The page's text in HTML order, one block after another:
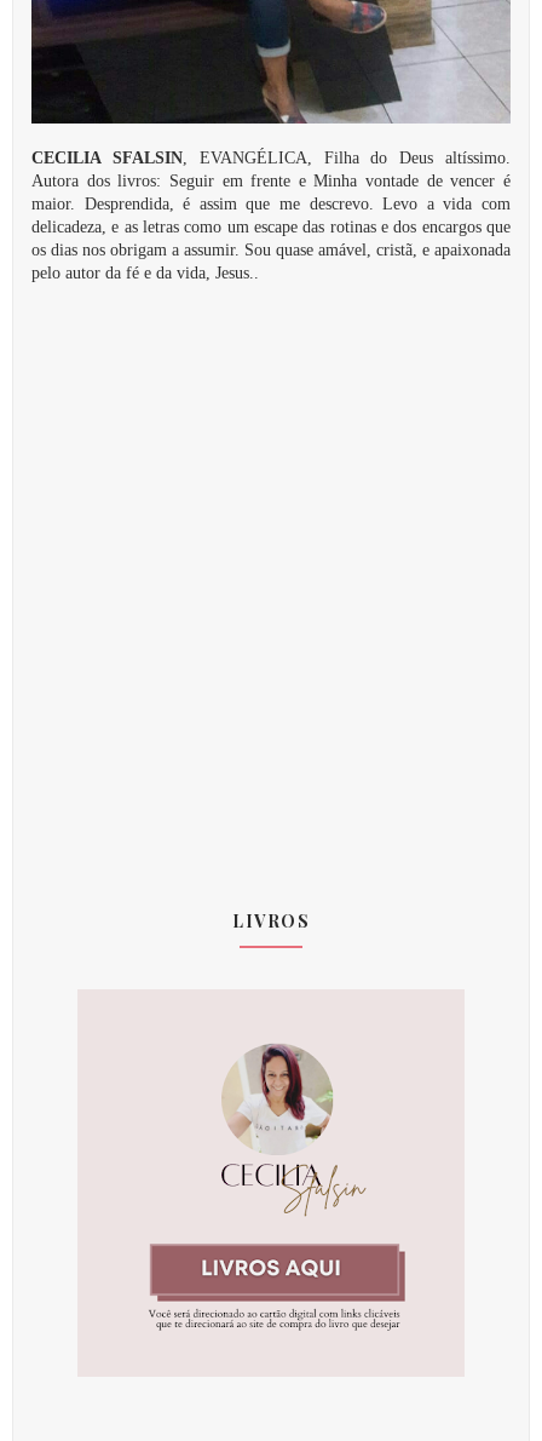
CECILIA SFALSIN, EVANGÉLICA, Filha do Deus altíssimo.
Autora dos livros: Seguir em frente e Minha vontade de vencer é
maior. Desprendida, é assim que me descrevo. Levo a vida com
delicadeza, e as letras como um escape das rotinas e dos encargos que
os dias nos obrigam a assumir. Sou quase amável, cristã, e apaixonada
pelo autor da fé e da vida, Jesus..
LIVROS